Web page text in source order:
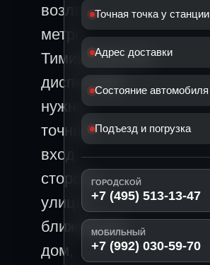
возле
метро
Тимирязевская,
диспетчеру
нужны
точный
вход,
сторона
улицы,
ближайший
дом,
Точная точка у станции
Адрес доставки
Состояние автомобиля
Подъезд и погрузка
ГОРОДСКОЙ
+7 (495) 513-13-47
МОБИЛЬНЫЙ
+7 (992) 030-59-70